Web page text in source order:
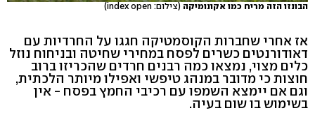
הבונזו הזה מריח כמו אקונומיקה (צילום: index open)
אז אחרי שחברות הקוסמטיקה חגגו על החרדיות עם
דאודורנטים כשרים לפסח במחירי שחיטה ובניחוח נוזל
כלים מצוי, נמצאו כמה רבנים חרדים שהכריזו ברוב
חוצות כי מדובר במנהג טיפשי ואפילו מיותר הלכתית,
וגם אם יימצא השמפו עם רכיבי החמץ בפסח - אין
בשימוש בו שום בעיה.